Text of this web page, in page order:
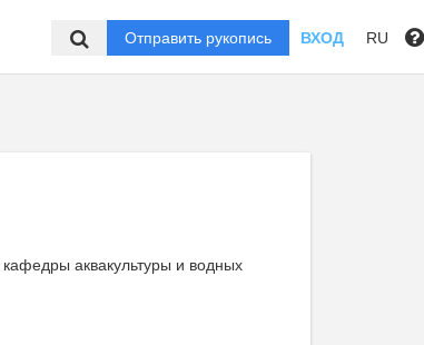
Отправить рукопись ВХОД RU
кафедры аквакультуры и водных